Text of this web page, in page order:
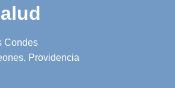
Condes
Providencia